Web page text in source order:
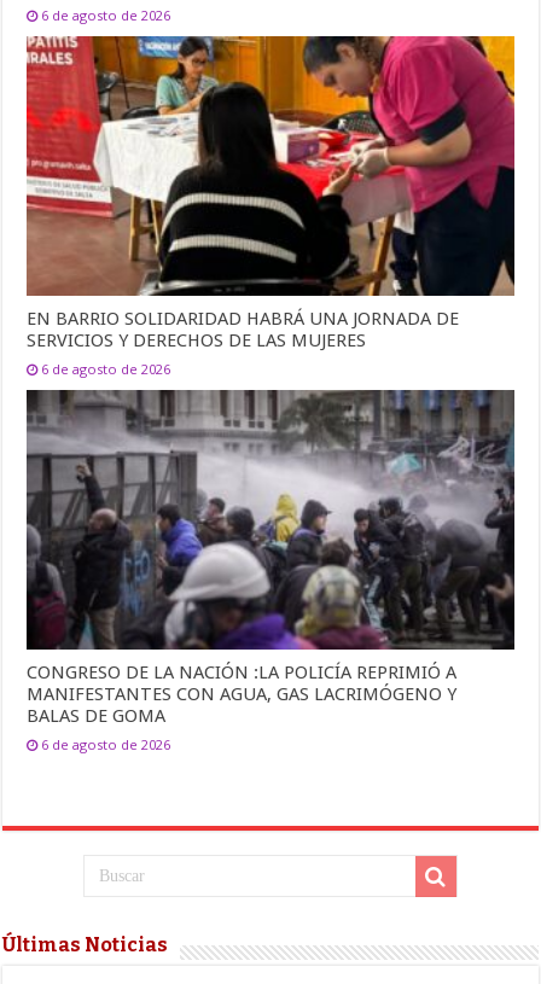
6 de agosto de 2026
EN BARRIO SOLIDARIDAD HABRÁ UNA JORNADA DE
SERVICIOS Y DERECHOS DE LAS MUJERES
6 de agosto de 2026
CONGRESO DE LA NACIÓN :LA POLICÍA REPRIMIÓ A
MANIFESTANTES CON AGUA, GAS LACRIMÓGENO Y
BALAS DE GOMA
6 de agosto de 2026
Últimas Noticias